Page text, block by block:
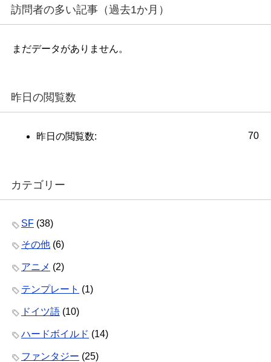
訪問者の多い記事（過去1か月）
まだデータがありません。
昨日の閲覧数
70
昨日の閲覧数:
カテゴリー
SF (38)
その他 (6)
アニメ (2)
テンプレート (1)
ドイツ語 (10)
ハードボイルド (14)
ファンタジー (25)